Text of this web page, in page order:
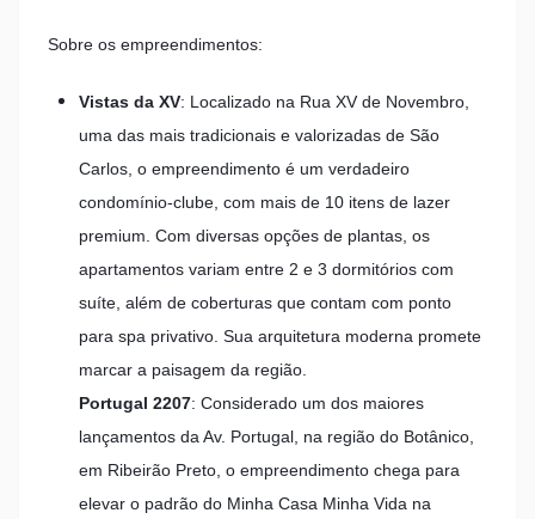
Sobre os empreendimentos:
Vistas da XV: Localizado na Rua XV de Novembro,
uma das mais tradicionais e valorizadas de São
Carlos, o empreendimento é um verdadeiro
condomínio-clube, com mais de 10 itens de lazer
premium. Com diversas opções de plantas, os
apartamentos variam entre 2 e 3 dormitórios com
suíte, além de coberturas que contam com ponto
para spa privativo. Sua arquitetura moderna promete
marcar a paisagem da região.
Portugal 2207: Considerado um dos maiores
lançamentos da Av. Portugal, na região do Botânico,
em Ribeirão Preto, o empreendimento chega para
elevar o padrão do Minha Casa Minha Vida na